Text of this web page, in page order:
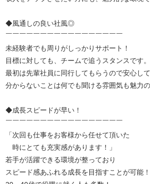
◆風通しの良い社風◎
￣￣￣￣￣￣￣￣￣￣￣￣￣￣￣￣￣
未経験者でも周りがしっかりサポート！
目標に対しても、チームで追うスタンスです。
最初は先輩社員に同行してもらうので安心し
分からないことは何でも聞ける雰囲気も魅力の
◆成長スピードが早い！
￣￣￣￣￣￣￣￣￣￣￣￣￣￣￣￣￣
「次回も仕事をお客様から任せて頂いた
時にとても充実感があります！」
若手が活躍できる環境が整っており
スピード感あふれる成長を目指すことが可能！